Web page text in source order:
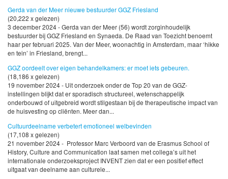
Gerda van der Meer nieuwe bestuurder GGZ Friesland
(20,222 x gelezen)
3 december 2024 - Gerda van der Meer (56) wordt zorginhoudelijk
bestuurder bij GGZ Friesland en Synaeda. De Raad van Toezicht benoemt
haar per februari 2025. Van der Meer, woonachtig in Amsterdam, maar ‘hikke
en tein’ in Friesland, brengt...
GGZ oordeelt over eigen behandelkamers: er moet iets gebeuren.
(18,186 x gelezen)
19 november 2024 - Uit onderzoek onder de Top 20 van de GGZ-
instellingen blijkt dat er sporadisch structureel, wetenschappelijk
onderbouwd of uitgebreid wordt stilgestaan bij de therapeutische impact van
de huisvesting op cliënten. Meer dan...
Cultuurdeelname verbetert emotioneel welbevinden
(17,108 x gelezen)
21 november 2024 - Professor Marc Verboord van de Erasmus School of
History, Culture and Communication laat samen met collega’s uit het
internationale onderzoeksproject INVENT zien dat er een positief effect
uitgaat van deelname aan culturele...